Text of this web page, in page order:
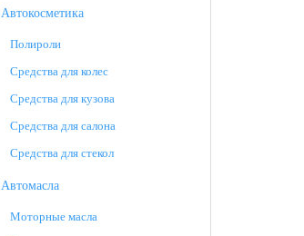
Автокосметика
Полироли
Средства для колес
Средства для кузова
Средства для салона
Средства для стекол
Автомасла
Моторные масла